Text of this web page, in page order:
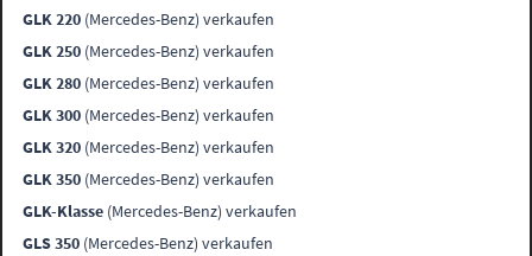
GLK 220 (Mercedes-Benz) verkaufen
GLK 250 (Mercedes-Benz) verkaufen
GLK 280 (Mercedes-Benz) verkaufen
GLK 300 (Mercedes-Benz) verkaufen
GLK 320 (Mercedes-Benz) verkaufen
GLK 350 (Mercedes-Benz) verkaufen
GLK-Klasse (Mercedes-Benz) verkaufen
GLS 350 (Mercedes-Benz) verkaufen